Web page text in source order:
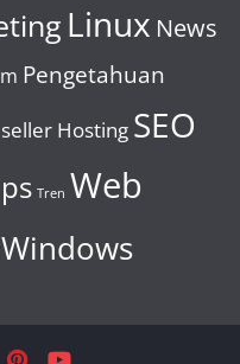
Linux News
Pengetahuan
Hosting SEO
Tren Web
Windows